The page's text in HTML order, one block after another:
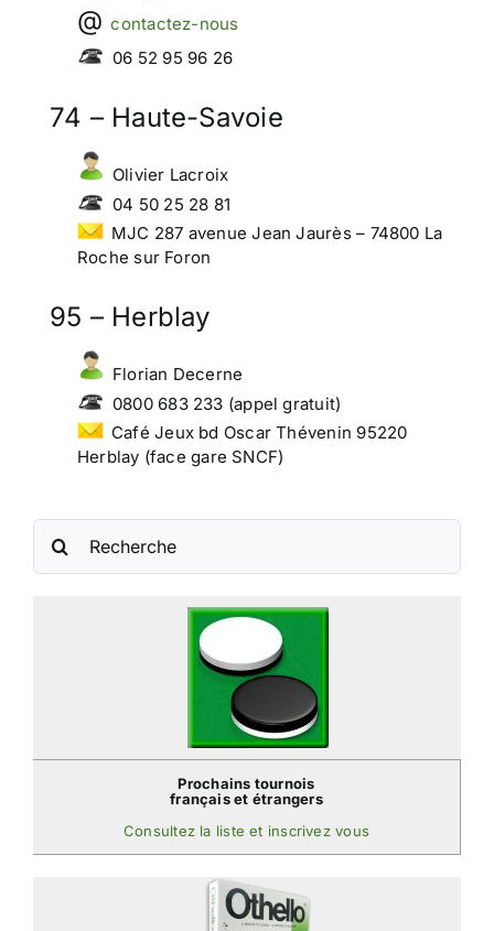
contactez-nous
06 52 95 96 26
74 – Haute-Savoie
Olivier Lacroix
04 50 25 28 81
MJC 287 avenue Jean Jaurès – 74800 La
Roche sur Foron
95 – Herblay
Florian Decerne
0800 683 233 (appel gratuit)
Café Jeux bd Oscar Thévenin 95220
Herblay (face gare SNCF)
Rechercher:
Prochains tournois
français et étrangers
Consultez la liste et inscrivez vous